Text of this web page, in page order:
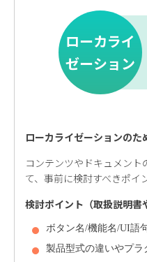
ローカライ
ゼーション
ローカライゼーションのた
コンテンツやドキュメン
て、事前に検討すべきポイ
検討ポイント（取扱説明書
ボタン名/機能名/UI語
製品型式の違いやプ